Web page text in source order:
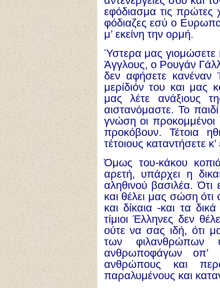
εφόδιασμα τις
φόδιαζες εσύ ο
μ’ εκείνη την ορμή.
Ύστερα μας γιομώσετε
Άγγλους, ο Ρουγάν
δεν αφήσετε
μερίδιόν του και μας
μας λέτε ανάξιους
αιστανόμαστε. Το
γνώση οι
προκόβουν. Τέτοια
τέτοιους καταντήσετε
Όμως του-κάκου
αρετή, υπάρχει η
αληθινού βασιλέα.
και θέλει μας σώση ότι
και δίκαια -και τα
τίμιοι Έλληνες δεν
ούτε να σας ιδή, ότι
των φιλανθρώπων
ανθρωποφάγων οπ’
ανθρώπους και
παραλυμένους και